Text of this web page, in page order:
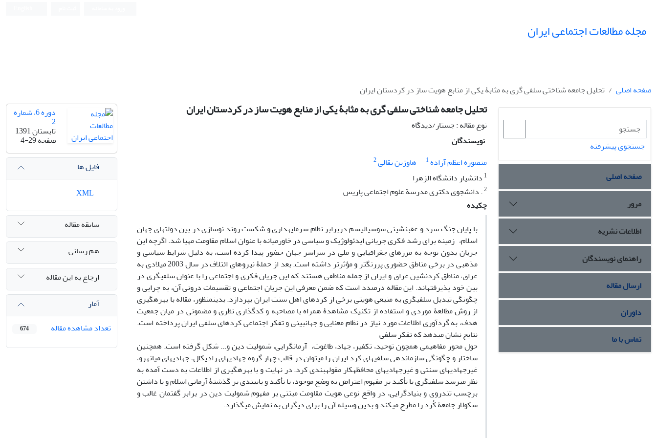
مجله مطالعات اجتماعی ایران
صفحه اصلی تحلیل جامعه‏ شناختی سلفی ‏گری به‏ مثابۀ یکی از منابع هویت ‏ساز در کردستان ایران
تحلیل جامعه‏ شناختی سلفی ‏گری به‏ مثابۀ یکی از منابع هویت ‏ساز در کردستان ایران
نوع مقاله : جستار/دیدگاه
نویسندگان
منصوره اعظم آزاده1 هاوژین بقالی2
1 دانشیار دانشگاه الزهرا
2. دانشجوی دکتری مدرسة علوم اجتماعی پاریس
چکیده
با پایان جنگ سرد و عقب‏نشینی سوسیالیسم دربرابر نظام سرمایه‏داری و شکست روند نوسازی در بین دولت‏های جهان
اسلام، زمینه برای رشد فکری جریانی ایدئولوژیک و سیاسی در خاورمیانه با عنوان اسلام مقاومت مهیا‏ شد. اگرچه این
جریان بدون توجه به مرز‏های جغرافیایی و ملی در سراسر جهان حضور پیدا کرده است، به دلیل شرایط سیاسی و
مذهبی در برخی مناطق حضوری پررنگ‏تر و مؤثرتر داشته است. بعد از حملۀ نیروهای ائتلاف در سال 2003 میلادی به
عراق، مناطق کردنشین عراق و ایران از جمله مناطقی هستند که این جریان فکری و اجتماعی را با عنوان سلفی‏گری در
بین خود پذیرفته‏اند. این مقاله درصدد است که ضمن معرفی این جریان اجتماعی و تقسیمات درونی آن، به چرایی و
چگونگی تبدیل سلفی‏گری به منبعی هویتی برخی از کردهای اهل سنت ایران بپردازد. بدین‏منظور، مقاله با بهره‏گیری
از روش مطالعۀ موردی و استفاده از تکنیک مشاهدۀ همراه با مصاحبه و کدگذاری نظری و مضمونی در میان جمعیت
هدف، به‏ گردآوری اطلاعات مورد نیاز در نظام معنایی و جهان‏بینی و تفکر اجتماعی کردهای سلفی ایران پرداخته است.
نتایج نشان می‏دهد که تفکر سلفی
حول محور مفاهیمی‏ همچون توحید، تکفیر، جهاد، طاغوت، آرمان‏گرایی، شمولیت دین و... شکل ‏گرفته است. همچنین
ساختار و چگونگی سازماندهی سلفی‏های کرد ایران را می‏توان در قالب چهار‏ گروه جهادی‏های رادیکال، جهادی‏های میانه‏رو،
غیرجهادی‏های سنتی و غیرجهادی‏های محافظه‏کار مقوله‏بندی کرد. در نهایت و با بهره‏گیری از اطلاعات به دست آمده به
نظر می‏رسد سلفی‏گری با تأکید بر مفهوم اعتراض به وضع موجود، با تأکید و پایبندی بر گذشتۀ آرمانی اسلام و با داشتن
برچسب تندروی و بنیاد‏گرایی، در واقع نوعی هویت مقاومت مبتنی بر مفهوم شمولیت دین در برابر گفتمان غالب و
سکولار جامعۀ کُرد را مطرح می‏کند و بدین وسیله آن را برای دیگران به نمایش می‏گذارد.
دوره 6، شماره
2
تابستان 1391
صفحه4-29
فایل ها
سابقه مقاله
هم رسانی
ارجاع به این مقاله
آمار
تعداد مشاهده مقاله
674
جستجوی پیشرفته
صفحه اصلی
مرور
اطلاعات نشریه
راهنمای نویسندگان
ارسال مقاله
داوران
تماس با ما